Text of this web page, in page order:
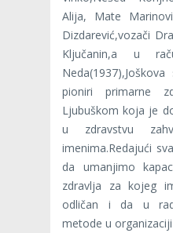
Alija, Mate
Dizdarević,vozači
Ključanin,a u
pioniri primarne
Ljubuškom koja je
u zdravstvu
imenima.Redajući
da umanjimo
zdravlja za kojeg
odličan i da u
metode u